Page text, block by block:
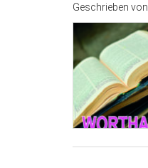
Geschrieben von